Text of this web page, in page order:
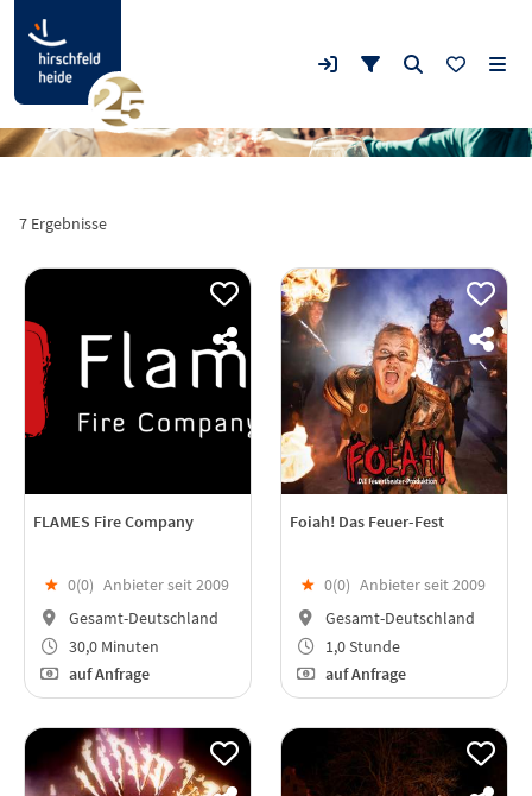
7 Ergebnisse
FLAMES Fire Company
★ 0(0) Anbieter seit 2009
Gesamt-Deutschland
30,0 Minuten
auf Anfrage
Foiah! Das Feuer-Fest
★ 0(0) Anbieter seit 2009
Gesamt-Deutschland
1,0 Stunde
auf Anfrage